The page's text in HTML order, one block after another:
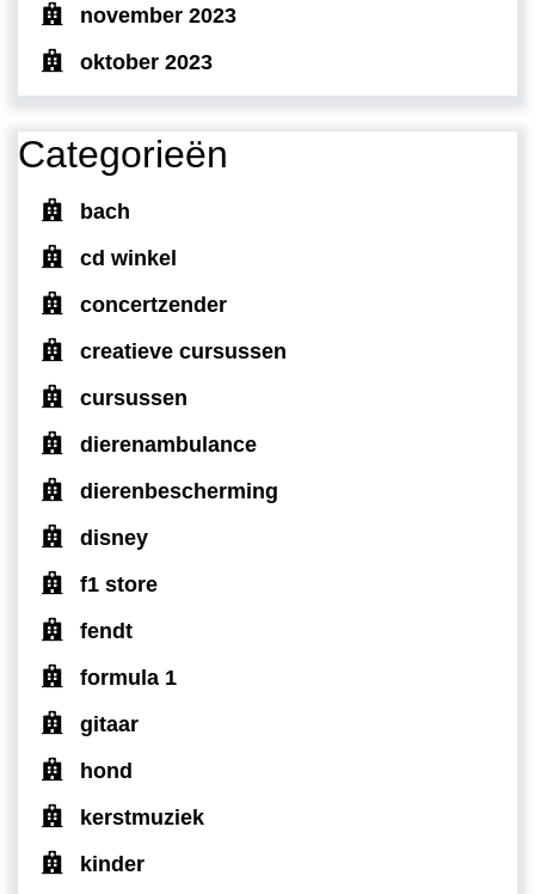
november 2023
oktober 2023
Categorieën
bach
cd winkel
concertzender
creatieve cursussen
cursussen
dierenambulance
dierenbescherming
disney
f1 store
fendt
formula 1
gitaar
hond
kerstmuziek
kinder